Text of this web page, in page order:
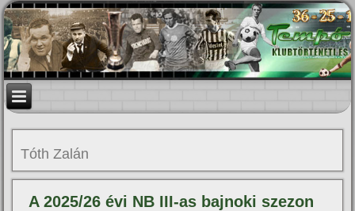
Tóth Zalán
A 2025/26 évi NB III-as bajnoki szezon